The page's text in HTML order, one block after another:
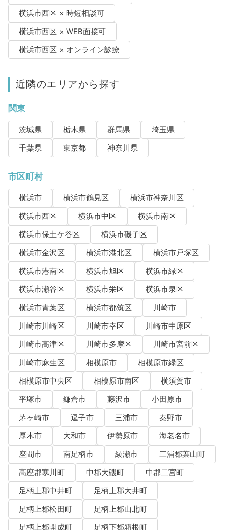
横浜市西区 × 時短相談可
横浜市西区 × WEB面接可
横浜市西区 × オンライン診療
近隣のエリアから探す
関東
茨城県 栃木県 群馬県
埼玉県
千葉県
東京都 神奈川県
市区町村
横浜市 横浜市鶴見区
横浜市神奈川区
横浜市西区
横浜市中区
横浜市南区
横浜市保土ケ谷区
横浜市磯子区
横浜市金沢区
横浜市港北区
横浜市戸塚区
横浜市港南区
横浜市旭区
横浜市緑区
横浜市瀬谷区
横浜市栄区
横浜市泉区
横浜市青葉区
横浜市都筑区
川崎市
川崎市川崎区
川崎市幸区
川崎市中原区
川崎市高津区
川崎市多摩区
川崎市宮前区
川崎市麻生区
相模原市
相模原市緑区
相模原市中央区
相模原市南区
横須賀市
平塚市
鎌倉市 藤沢市
小田原市
茅ヶ崎市
逗子市 三浦市
秦野市
厚木市
大和市 伊勢原市
海老名市
座間市
南足柄市 綾瀬市
三浦郡葉山町
高座郡寒川町
中郡大磯町
中郡二宮町
足柄上郡中井町
足柄上郡大井町
足柄上郡松田町
足柄上郡山北町
足柄上郡開成町
足柄下郡箱根町